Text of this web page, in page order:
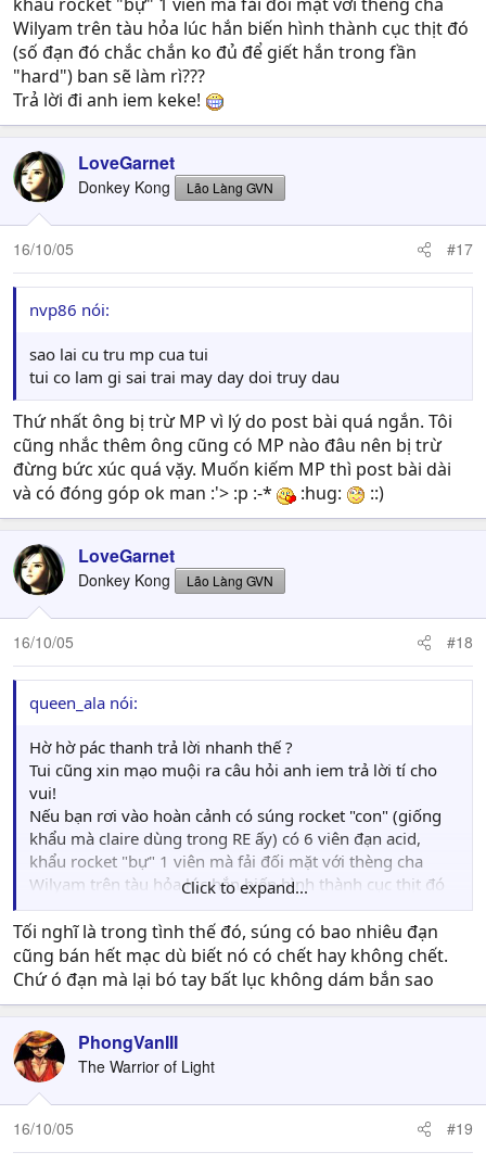
Wilyam trên tàu hỏa lúc hắn biến hình thành cục thịt đó
(số đạn đó chắc chắn ko đủ để giết hắn trong fần
"hard") ban sẽ làm rì???
Trả lời đi anh iem keke!
LoveGarnet
Donkey Kong Lão Làng GVN
16/10/05 #17
nvp86 nói:
sao lai cu tru mp cua tui
tui co lam gi sai trai may day doi truy dau
Thứ nhất ông bị trừ MP vì lý do post bài quá ngắn. Tôi
cũng nhắc thêm ông cũng có MP nào đâu nên bị trừ
đừng bức xúc quá vặy. Muốn kiếm MP thì post bài dài
và có đóng góp ok man :'> :p :-*
:hug: ::)
LoveGarnet
Donkey Kong Lão Làng GVN
16/10/05 #18
queen_ala nói:
Hờ hờ pác thanh trả lời nhanh thế ?
Tui cũng xin mạo muội ra câu hỏi anh iem trả lời tí cho
vui!
Nếu bạn rơi vào hoàn cảnh có súng rocket "con" (giống
khẩu mà claire dùng trong RE ấy) có 6 viên đạn acid,
khẩu rocket "bự" 1 viên mà fải đối mặt với thèng cha
Wilyam trên tàu hỏa lúc hắn biến hình thành cục thịt đó
(số đạn đó chắc chắn ko đủ để giết hắn trong fần "hard")
ban sẽ làm rì???
Trả lời đi anh iem keke!
Click to expand...
Tối nghĩ là trong tình thế đó, súng có bao nhiêu đạn
cũng bán hết mạc dù biết nó có chết hay không chết.
Chứ ó đạn mà lại bó tay bất lục không dám bắn sao
PhongVanIII
The Warrior of Light
16/10/05 #19